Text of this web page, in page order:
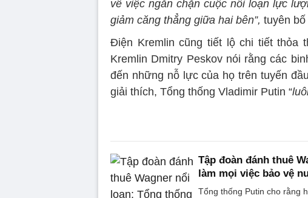
về việc ngăn chặn cuộc nổi loạn lực
giảm căng thẳng giữa hai bên”, tuyên
Điện Kremlin cũng tiết lộ chi tiết thỏa
Kremlin Dmitry Peskov nói rằng các
đến những nỗ lực của họ trên tuyến
giải thích, Tổng thống Vladimir Putin “
Tập đoàn đánh thuê
làm mọi việc bảo vệ
Tổng thống Putin cho rằng